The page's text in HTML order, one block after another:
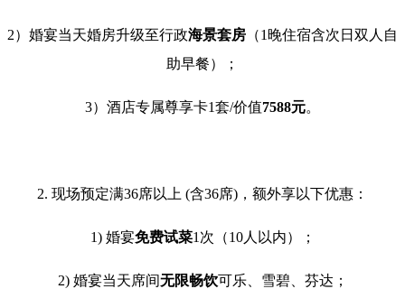
2）婚宴当天婚房升级至行政海景套房 （1晚住宿含次日双人自
助早餐）；
3）酒店专属尊享卡1套/价值7588元。
2. 现场预定满36席以上 (含36席)，额外享以下优惠：
1) 婚宴免费试菜1次（10人以内）；
2) 婚宴当天席间无限畅饮可乐、雪碧、芬达；